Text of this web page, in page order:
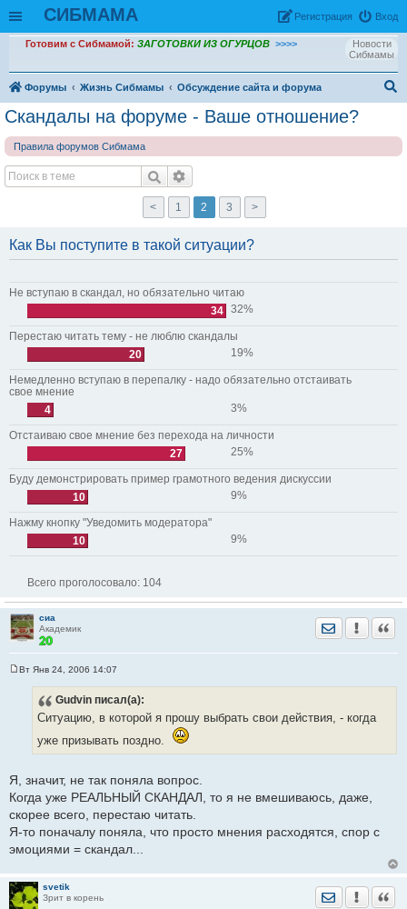
СИБМАМА Вход
Рeгиcтpaция
Новости
Сибмамы
Готовим с Сибмамой: ЗАГОТОВКИ ИЗ ОГУРЦОВ >>>>
Форумы Жизнь Сибмамы
Обсуждение сайта и форума
Скандалы на форуме - Ваше отношение?
Правила форумов Сибмама
< 1 2 3 >
Как Вы поступите в такой ситуации?
Не вступаю в скандал, но обязательно читаю
34 32%
Перестаю читать тему - не люблю скандалы
20
19%
Немедленно вступаю в перепалку - надо обязательно отстаивать
свое мнение
4
3%
Отстаиваю свое мнение без перехода на личности
27
25%
Буду демонстрировать пример грамотного ведения дискуссии
10
9%
Нажму кнопку "Уведомить модератора"
10
9%
Всего проголосовало: 104
сиа
Академик
Отправить
Вт Янв 24, 2006 14:07
Gudvin писал(а):
Ситуацию, в которой я прошу выбрать свои действия, - когда
уже призывать поздно.
Я, значит, не так поняла вопрос.
Когда уже РЕАЛЬНЫЙ СКАНДАЛ, то я не вмешиваюсь, даже,
скорее всего, перестаю читать.
Я-то поначалу поняла, что просто мнения расходятся, спор с
эмоциями = скандал...
svetik
Зрит в корень
Отправить